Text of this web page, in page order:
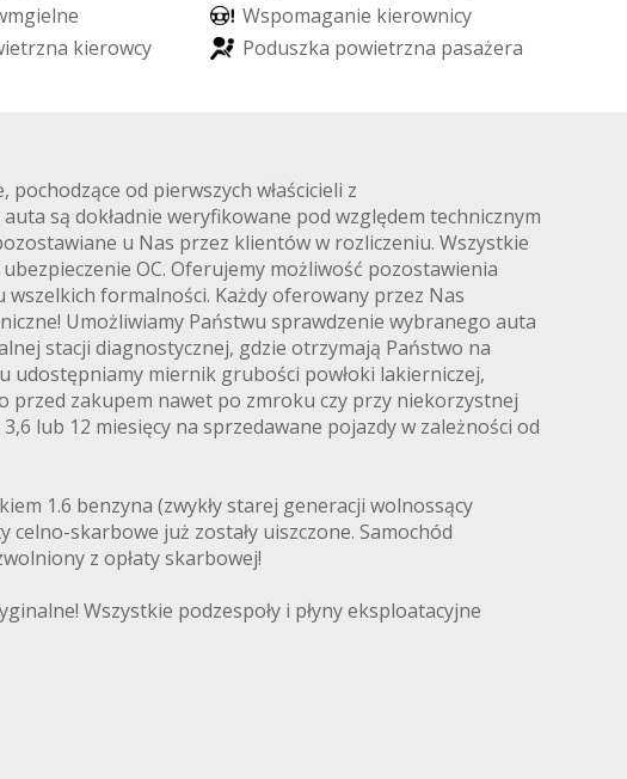
mgielne Wspomaganie kierownicy
ietrzna kierowcy Poduszka powietrzna pasażera
od pierwszych właścicieli z
są dokładnie weryfikowane pod względem technicznym
u Nas przez klientów w rozliczeniu. Wszystkie
OC. Oferujemy możliwość pozostawienia
formalności. Każdy oferowany przez Nas
Umożliwiamy Państwu sprawdzenie wybranego auta
stacji diagnostycznej, gdzie otrzymają Państwo na
udostępniamy miernik grubości powłoki lakierniczej,
zakupem nawet po zmroku czy przy niekorzystnej
lub 12 miesięcy na sprzedawane pojazdy w zależności od
1.6 benzyna (zwykły starej generacji wolnossący
celno-skarbowe już zostały uiszczone. Samochód
z opłaty skarbowej!
Wszystkie podzespoły i płyny eksploatacyjne